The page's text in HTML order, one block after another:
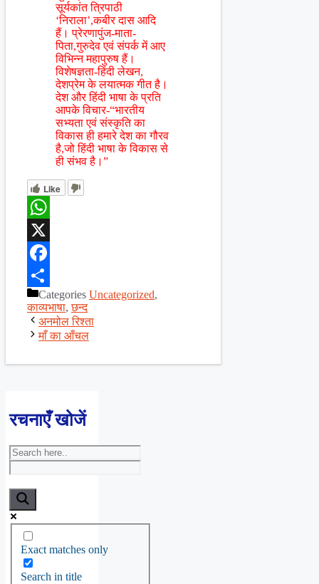
सूर्यकांत त्रिपाठी
‘निराला’,कबीर दास आदि
हैं। प्रेरणापुंज-माता-
पिता,गुरुदेव एवं संपर्क में आए
विभिन्न महापुरुष हैं।
विशेषज्ञता-हिंदी लेखन,
देशप्रेम के लयात्मक गीत है।
देश और हिंदी भाषा के प्रति
आपके विचार-“भारतीय
सभ्यता एवं संस्कृति का
विकास ही हमारे देश का गौरव
है,जो हिंदी भाषा के विकास से
ही संभव है।”
Like
WhatsApp
X
Facebook
ShareCategories Uncategorized,
काव्यभाषा,छन्द
अनमोल रिश्ता
माँ का आँचल
रचनाएँ खोजें
Exact matches only
Search in title